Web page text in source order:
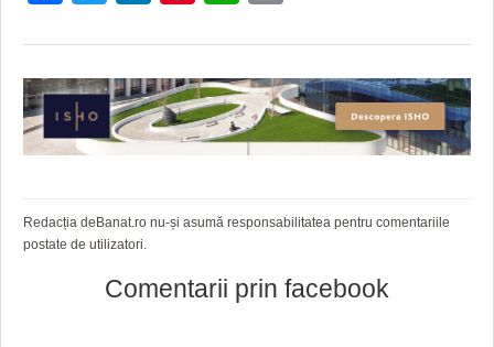
Redacția deBanat.ro nu-și asumă responsabilitatea pentru comentariile
postate de utilizatori.
Comentarii prin facebook